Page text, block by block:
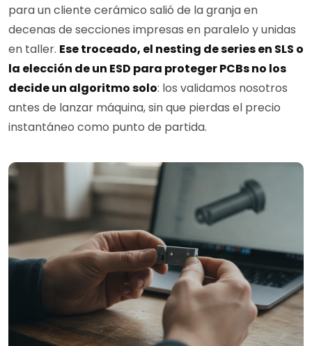
para un cliente cerámico salió de la granja en
decenas de secciones impresas en paralelo y unidas
en taller. Ese troceado, el nesting de series en SLS o
la elección de un ESD para proteger PCBs no los
decide un algoritmo solo: los validamos nosotros
antes de lanzar máquina, sin que pierdas el precio
instantáneo como punto de partida.